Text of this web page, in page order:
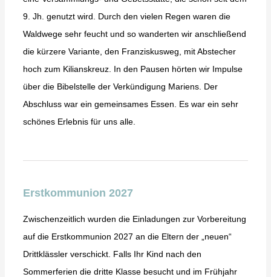
9. Jh. genutzt wird. Durch den vielen Regen waren die
Waldwege sehr feucht und so wanderten wir anschließend
die kürzere Variante, den Franziskusweg, mit Abstecher
hoch zum Kilianskreuz. In den Pausen hörten wir Impulse
über die Bibelstelle der Verkündigung Mariens. Der
Abschluss war ein gemeinsames Essen. Es war ein sehr
schönes Erlebnis für uns alle.
Erstkommunion 2027
Zwischenzeitlich wurden die Einladungen zur Vorbereitung
auf die Erstkommunion 2027 an die Eltern der „neuen“
Drittklässler verschickt. Falls Ihr Kind nach den
Sommerferien die dritte Klasse besucht und im Frühjahr